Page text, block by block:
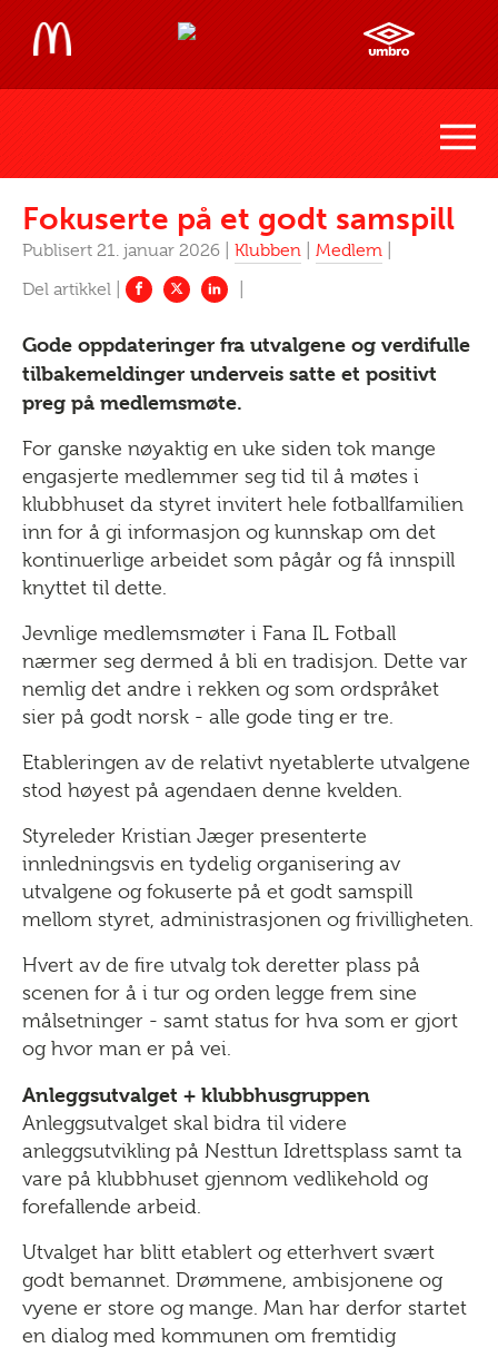
Fokuserte på et godt samspill
Publisert 21. januar 2026 | Klubben Medlem
Gode oppdateringer fra utvalgene og verdifulle
tilbakemeldinger underveis satte et positivt
preg på medlemsmøte.
For ganske nøyaktig en uke siden tok mange
engasjerte medlemmer seg tid til å møtes i
klubbhuset da styret invitert hele fotballfamilien
inn for å gi informasjon og kunnskap om det
kontinuerlige arbeidet som pågår og få innspill
knyttet til dette.
Jevnlige medlemsmøter i Fana IL Fotball
nærmer seg dermed å bli en tradisjon. Dette var
nemlig det andre i rekken og som ordspråket
sier på godt norsk - alle gode ting er tre.
Etableringen av de relativt nyetablerte utvalgene
stod høyest på agendaen denne kvelden.
Styreleder Kristian Jæger presenterte
innledningsvis en tydelig organisering av
utvalgene og fokuserte på et godt samspill
mellom styret, administrasjonen og frivilligheten.
Hvert av de fire utvalg tok deretter plass på
scenen for å i tur og orden legge frem sine
målsetninger - samt status for hva som er gjort
og hvor man er på vei.
Anleggsutvalget + klubbhusgruppen
Anleggsutvalget skal bidra til videre
anleggsutvikling på Nesttun Idrettsplass samt ta
vare på klubbhuset gjennom vedlikehold og
forefallende arbeid.
Utvalget har blitt etablert og etterhvert svært
godt bemannet. Drømmene, ambisjonene og
vyene er store og mange. Man har derfor startet
en dialog med kommunen om fremtidig